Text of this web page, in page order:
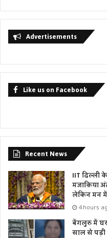
Advertisements
Like us on Facebook
Recent News
IIT दिल्ली
मजाकिया
लेकिन मन में
4 hours
बेंगलुरु में
साल से पड़ी